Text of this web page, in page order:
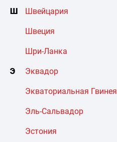
Ш Швейцария
Швеция
Шри-Ланка
Э Эквадор
Экваториальная Гвинея
Эль-Сальвадор
Эстония